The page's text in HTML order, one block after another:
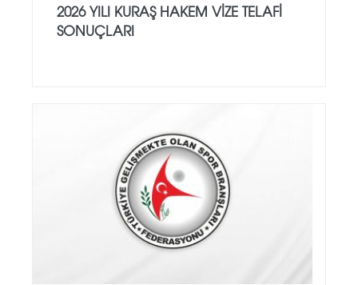
2026 YILI KURAŞ HAKEM VİZE TELAFİ
SONUÇLARI